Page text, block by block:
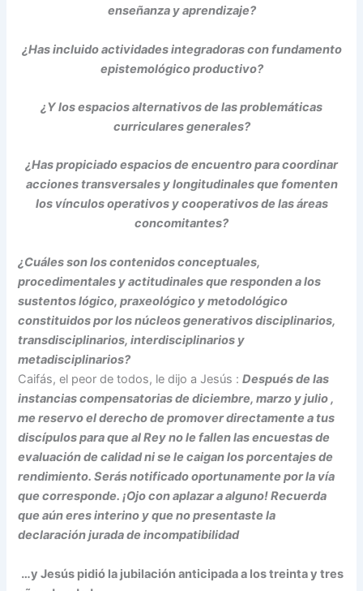
enseñanza y aprendizaje?
¿Has incluido actividades integradoras con fundamento
epistemológico productivo?
¿Y los espacios alternativos de las problemáticas
curriculares generales?
¿Has propiciado espacios de encuentro para coordinar
acciones transversales y longitudinales que fomenten
los vínculos operativos y cooperativos de las áreas
concomitantes?
¿Cuáles son los contenidos conceptuales,
procedimentales y actitudinales que responden a los
sustentos lógico, praxeológico y metodológico
constituidos por los núcleos generativos disciplinarios,
transdisciplinarios, interdisciplinarios y
metadisciplinarios?
Caifás, el peor de todos, le dijo a Jesús :Después de las
instancias compensatorias de diciembre, marzo y julio ,
me reservo el derecho de promover directamente a tus
discípulos para que al Rey no le fallen las encuestas de
evaluación de calidad ni se le caigan los porcentajes de
rendimiento. Serás notificado oportunamente por la vía
que corresponde. ¡Ojo con aplazar a alguno! Recuerda
que aún eres interino y que no presentaste la
declaración jurada de incompatibilidad
…y Jesús pidió la jubilación anticipada a los treinta y tres